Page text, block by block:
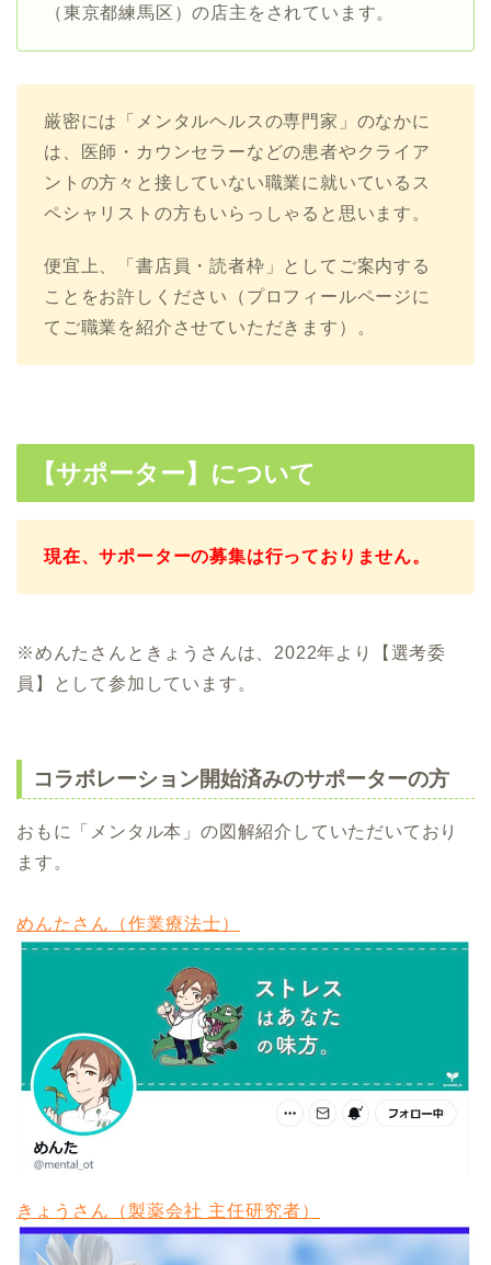
（東京都練馬区）の店主をされています。
厳密には「メンタルヘルスの専門家」のなかに
は、医師・カウンセラーなどの患者やクライア
ントの方々と接していない職業に就いているス
ペシャリストの方もいらっしゃると思います。
便宜上、「書店員・読者枠」としてご案内する
ことをお許しください（プロフィールページに
てご職業を紹介させていただきます）。
【サポーター】について
現在、サポーターの募集は行っておりません。
※めんたさんときょうさんは、2022年より【選考委
員】として参加しています。
コラボレーション開始済みのサポーターの方
おもに「メンタル本」の図解紹介していただいており
ます。
めんたさん（作業療法士）
きょうさん（製薬会社 主任研究者）